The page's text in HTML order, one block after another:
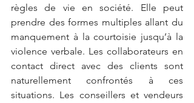
règles de vie en société. Elle peut
prendre des formes multiples allant du
manquement à la courtoisie jusqu’à la
violence verbale. Les collaborateurs en
contact direct avec des clients sont
naturellement confrontés à ces
situations. Les conseillers et vendeurs